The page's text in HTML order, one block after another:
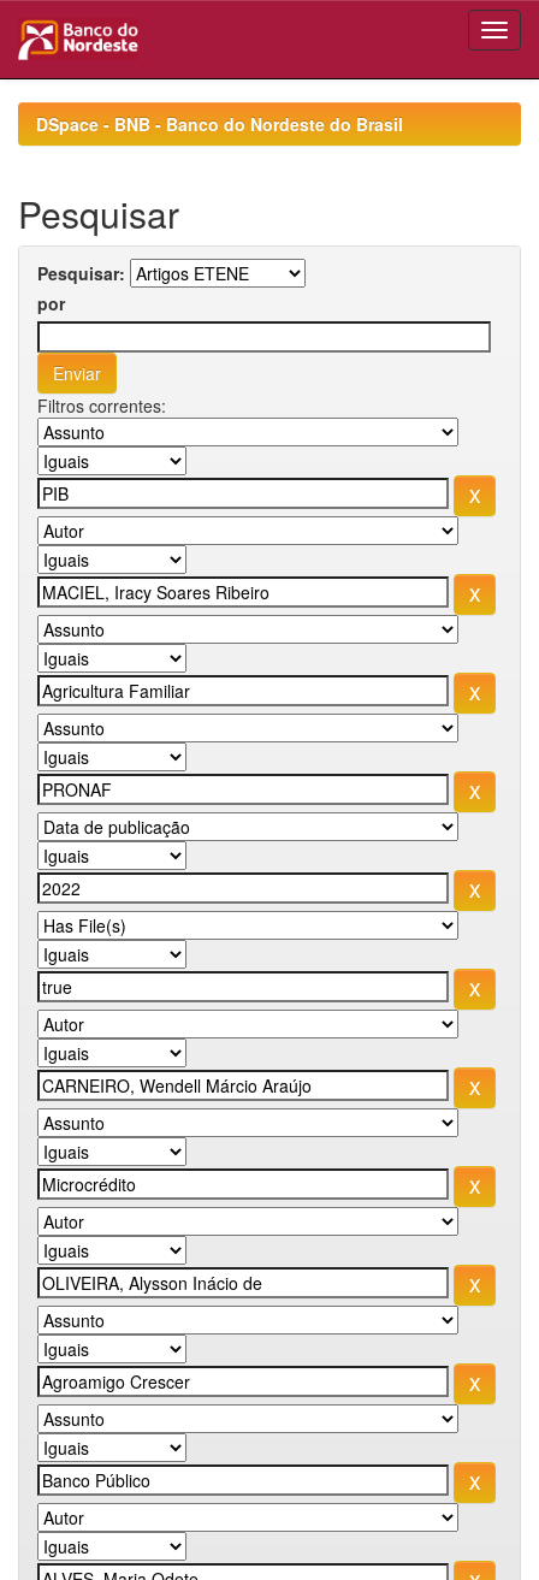
navigationDSpace - BNB - Banco do Nordeste do Brasil
Pesquisar
Pesquisar:
por
Filtros correntes: